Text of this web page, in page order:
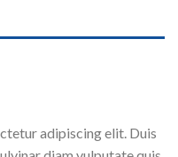
adipiscing elit. Duis